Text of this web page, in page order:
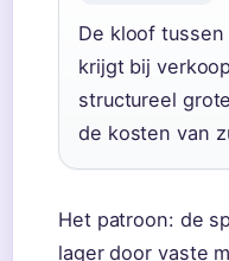
De kloof
krijgt bij
structureel
de kosten van
Het patroon: de
lager door vaste